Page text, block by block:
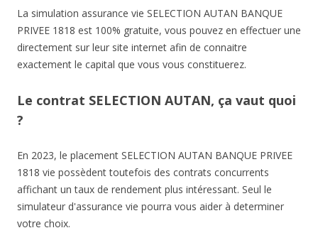
La simulation assurance vie SELECTION AUTAN BANQUE
PRIVEE 1818 est 100% gratuite, vous pouvez en effectuer une
directement sur leur site internet afin de connaitre
exactement le capital que vous vous constituerez.
Le contrat SELECTION AUTAN, ça vaut quoi
?
En 2023, le placement SELECTION AUTAN BANQUE PRIVEE
1818 vie possèdent toutefois des contrats concurrents
affichant un taux de rendement plus intéressant. Seul le
simulateur d'assurance vie pourra vous aider à determiner
votre choix.